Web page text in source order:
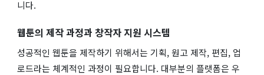
니다.
웹툰의 제작 과정과 창작자 지원 시스템
성공적인 웹툰을 제작하기 위해서는 기획, 원고 제작, 편집, 업
로드라는 체계적인 과정이 필요합니다. 대부분의 플랫폼은 우